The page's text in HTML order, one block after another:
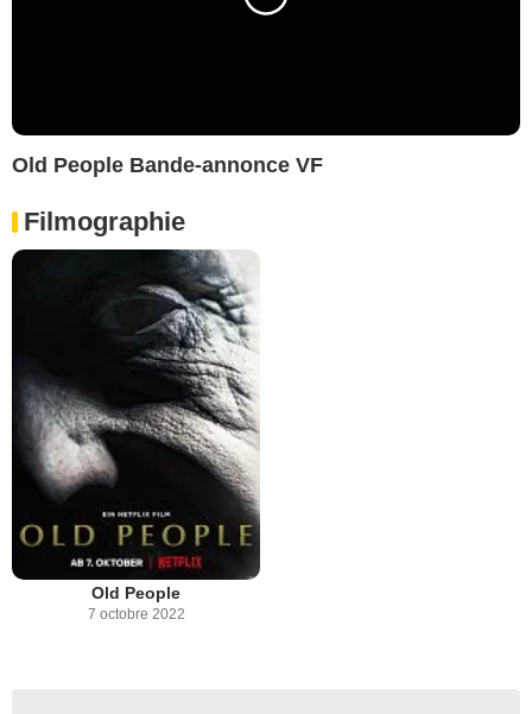
Old People Bande-annonce VF
Filmographie
Old People
7 octobre 2022